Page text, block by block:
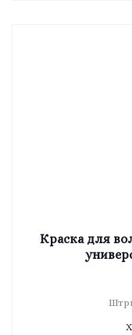
Краска для